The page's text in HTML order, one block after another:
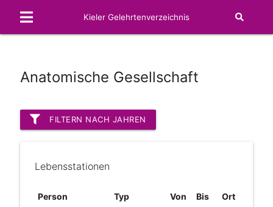
Kieler Gelehrtenverzeichnis
Anatomische Gesellschaft
FILTERN NACH JAHREN
Lebensstationen
Person Typ Von Bis Ort